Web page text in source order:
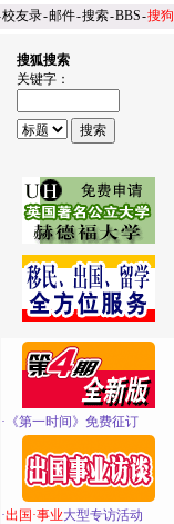
校友录-邮件-搜索-BBS-搜狗
搜狐搜索
关键字：
· 《第一时间》免费征订
·出国·事业大型专访活动